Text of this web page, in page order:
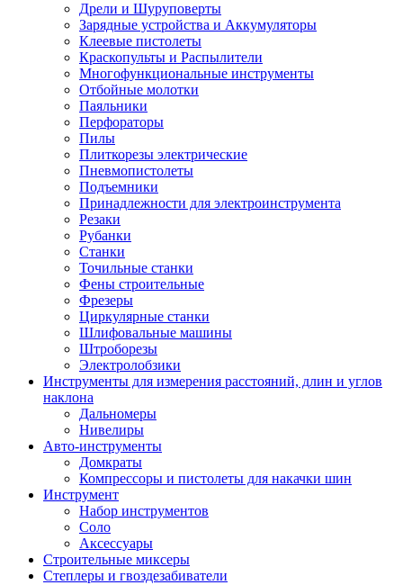
Дрели и Шуруповерты
Зарядные устройства и Аккумуляторы
Клеевые пистолеты
Краскопульты и Распылители
Многофункциональные инструменты
Отбойные молотки
Паяльники
Перфораторы
Пилы
Плиткорезы электрические
Пневмопистолеты
Подъемники
Принадлежности для электроинструмента
Резаки
Рубанки
Станки
Точильные станки
Фены строительные
Фрезеры
Циркулярные станки
Шлифовальные машины
Штроборезы
Электролобзики
Инструменты для измерения расстояний, длин и углов
наклона
Дальномеры
Нивелиры
Авто-инструменты
Домкраты
Компрессоры и пистолеты для накачки шин
Инструмент
Набор инструментов
Соло
Аксессуары
Строительные миксеры
Степлеры и гвоздезабиватели